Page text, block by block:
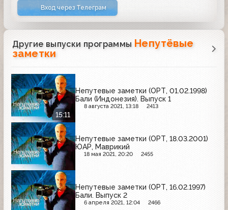
Вход через Телеграм
Другие выпуски программы Непутёвые
заметки
15:11
Непутевые заметки (ОРТ, 01.02.1998)
Бали (Индонезия). Выпуск 1
8 августа 2021, 13:18 2413
Непутевые заметки (ОРТ, 18.03.2001)
ЮАР, Маврикий
18 мая 2021, 20:20 2455
Непутевые заметки (ОРТ, 16.02.1997)
Бали. Выпуск 2
6 апреля 2021, 12:04 2466